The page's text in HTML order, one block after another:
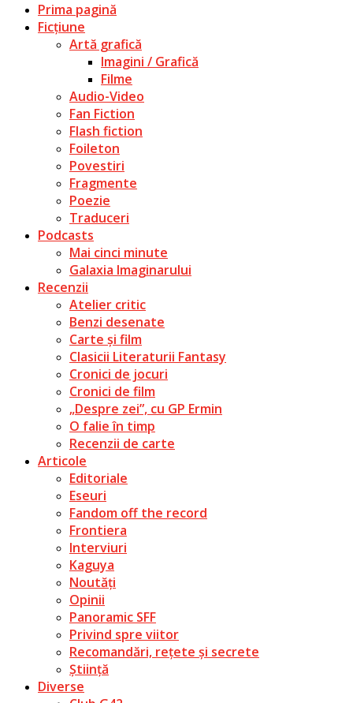
Prima pagină
Ficțiune
Artă grafică
Imagini / Grafică
Filme
Audio-Video
Fan Fiction
Flash fiction
Foileton
Povestiri
Fragmente
Poezie
Traduceri
Podcasts
Mai cinci minute
Galaxia Imaginarului
Recenzii
Atelier critic
Benzi desenate
Carte și film
Clasicii Literaturii Fantasy
Cronici de jocuri
Cronici de film
„Despre zei”, cu GP Ermin
O falie în timp
Recenzii de carte
Articole
Editoriale
Eseuri
Fandom off the record
Frontiera
Interviuri
Kaguya
Noutăți
Opinii
Panoramic SFF
Privind spre viitor
Recomandări, rețete și secrete
Știință
Diverse